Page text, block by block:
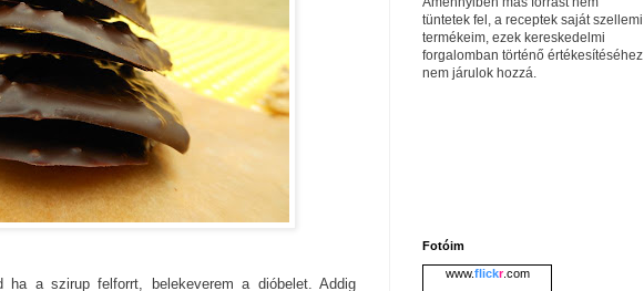
a szirup felforrt, belekeverem a dióbelet. Addig
tüntetek fel, a receptek saját szellemi
termékeim, ezek kereskedelmi
forgalomban történő értékesítéséhez
nem járulok hozzá.
Fotóim
www.flickr.com